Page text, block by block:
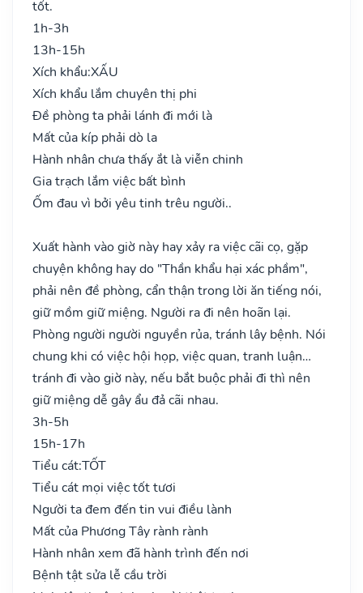
tốt.
1h-3h
13h-15h
Xích khẩu:XẤU
Xích khẩu lắm chuyên thị phi
Đề phòng ta phải lánh đi mới là
Mất của kíp phải dò la
Hành nhân chưa thấy ắt là viễn chinh
Gia trạch lắm việc bất bình
Ốm đau vì bởi yêu tinh trêu người..
Xuất hành vào giờ này hay xảy ra việc cãi cọ, gặp
chuyện không hay do "Thần khẩu hại xác phầm",
phải nên đề phòng, cẩn thận trong lời ăn tiếng nói,
giữ mồm giữ miệng. Người ra đi nên hoãn lại.
Phòng người người nguyền rủa, tránh lây bệnh. Nói
chung khi có việc hội họp, việc quan, tranh luận…
tránh đi vào giờ này, nếu bắt buộc phải đi thì nên
giữ miệng dễ gây ẩu đả cãi nhau.
3h-5h
15h-17h
Tiểu cát:TỐT
Tiểu cát mọi việc tốt tươi
Người ta đem đến tin vui điều lành
Mất của Phương Tây rành rành
Hành nhân xem đã hành trình đến nơi
Bệnh tật sửa lễ cầu trời